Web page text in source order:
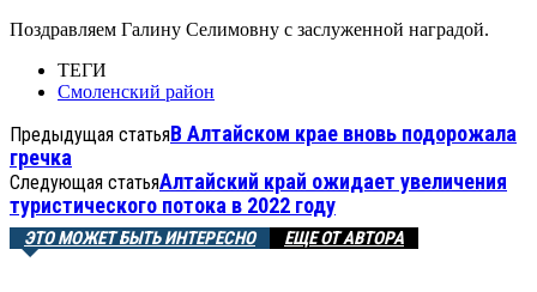
Поздравляем Галину Селимовну с заслуженной наградой.
ТЕГИ
Смоленский район
Предыдущая статьяВ Алтайском крае вновь подорожала
гречка
Следующая статьяАлтайский край ожидает увеличения
туристического потока в 2022 году
ЭТО МОЖЕТ БЫТЬ ИНТЕРЕСНО ЕЩЕ ОТ АВТОРА